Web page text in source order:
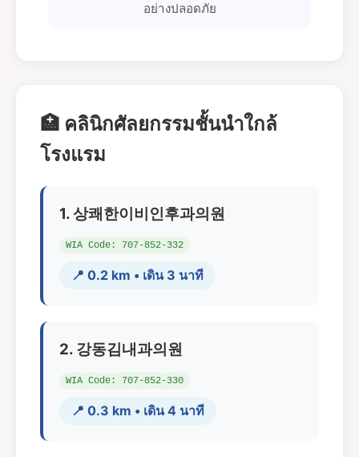
อย่างปลอดภัย
🏥 คลินิกศัลยกรรมชั้นนำใกล้
โรงแรม
1. 상쾌한이비인후과의원
WIA Code: 707-852-332
📍 0.2 km • เดิน 3 นาที
2. 강동김내과의원
WIA Code: 707-852-330
📍 0.3 km • เดิน 4 นาที